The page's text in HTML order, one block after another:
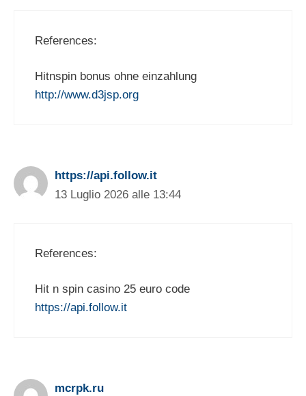
References:
Hitnspin bonus ohne einzahlung
http://www.d3jsp.org
https://api.follow.it
13 Luglio 2026 alle 13:44
References:
Hit n spin casino 25 euro code
https://api.follow.it
mcrpk.ru